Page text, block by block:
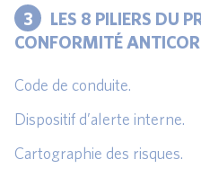
3
LES 8 PILIERS DU
CONFORMITÉ
Code de conduite.
Dispositif d’alerte interne.
Cartographie des risques.